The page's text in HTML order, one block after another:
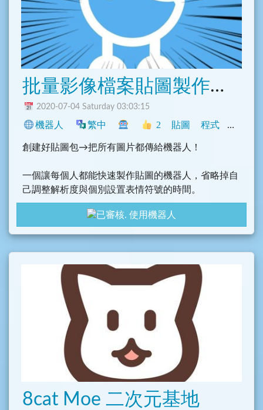
批量影像檔案貼圖製作機器人
2020-07-04 Saturday 03:03:15
機器人 繁中 2 貼圖 程式
創建好貼圖包→把所有圖片都傳給機器人！
一個讓每個人都能快速製作貼圖的機器人，省略掉自
己調整解析度與個別設置表情符號的時間。
舉凡梗圖、長輩圖、早安圖、朋友/同學的各種顏
藝、黑歷史，這種大量圖片都可以製作成貼圖在聊天
使用機器人
8cat Moe 二次元基地